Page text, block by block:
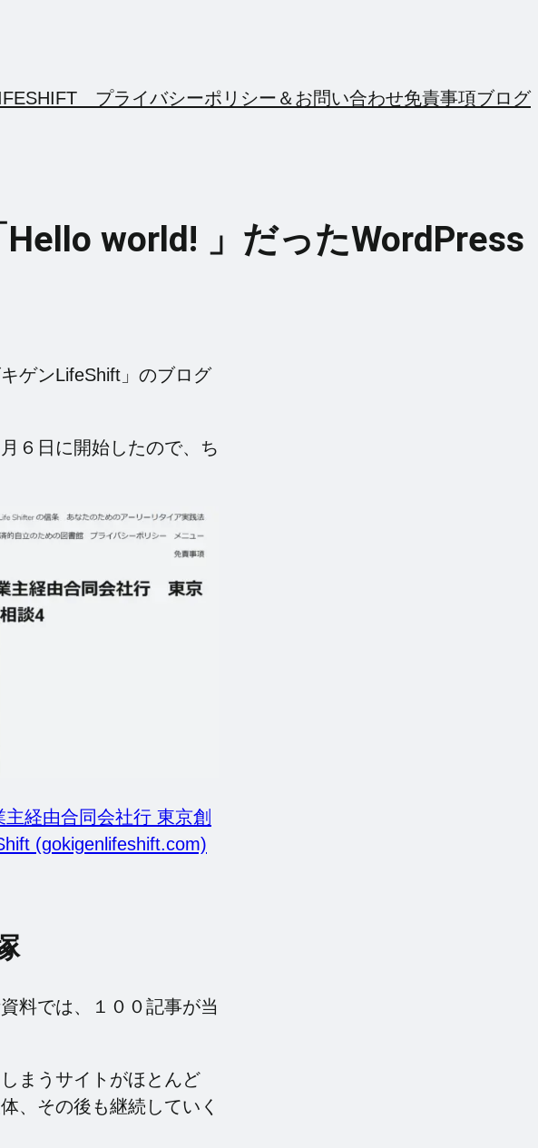
プライバシーポリシー＆お問い合わせ免責事項ブログ
world! 」だったWordPress
ゲンLifeShift」のブログ
６日に開始したので、ち
経由合同会社行 東京創
(gokigenlifeshift.com)
料では、１００記事が当
まうサイトがほとんど
、その後も継続していく